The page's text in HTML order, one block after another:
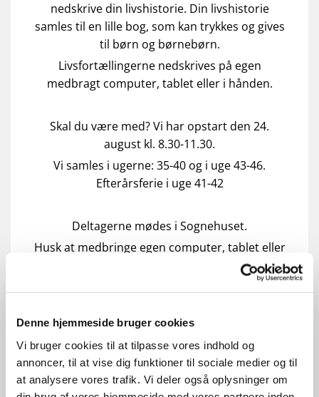
Denne hjemmeside bruger cookies
Vi bruger cookies til at tilpasse vores indhold og
annoncer, til at vise dig funktioner til sociale medier og til
at analysere vores trafik. Vi deler også oplysninger om
nedskrive din livshistorie. Din livshistorie
samles til en lille bog, som kan trykkes og gives
til børn og børnebørn.
Livsfortællingerne nedskrives på egen
medbragt computer, tablet eller i hånden.
Skal du være med? Vi har opstart den 24.
august kl. 8.30-11.30.
Vi samles i ugerne: 35-40 og i uge 43-46.
Efterårsferie i uge 41-42
Deltagerne mødes i Sognehuset.
Husk at medbringe egen computer, tablet eller
Holdet opstartes ved min. 12 tilmeldte.
Tilmelding (Klik her)